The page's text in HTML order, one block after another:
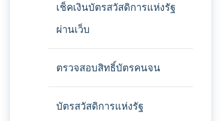
เช็คเงินบัตรสวัสดิการแห่งรัฐ
ผ่านเว็บ
ตรวจสอบสิทธิ์บัตรคนจน
บัตรสวัสดิการแห่งรัฐ